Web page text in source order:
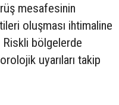
mesafesinin
oluşması ihtimaline
Riskli bölgelerde
uyarıları takip